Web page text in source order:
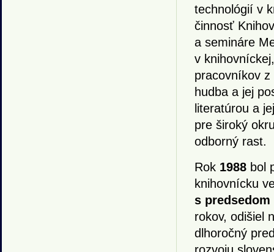
technológií v
činnosť
a semináre
v
pracovníkov z
hudba a jej
literatúrou a
pre široký
odborný rast.
Rok 1988bol
knihovnícku
s
rokov, odišiel
dlhoročný